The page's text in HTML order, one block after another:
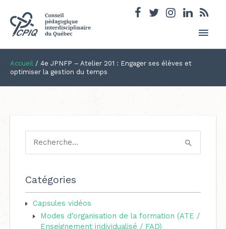
Accueil / 4e JPNFP – Atelier 201 : Engager ses élèves et
optimiser la gestion du temps
e
Catégories
Capsules vidéos
Modes d’organisation de la formation (ATE /
Enseignement individualisé / FAD)